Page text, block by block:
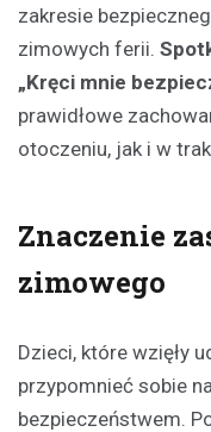
zakresie
zimowych ferii.
„Kręci mnie
prawidłowe
otoczeniu, jak i w
Znaczenie
zimowego
Dzieci, które wzięły
przypomnieć sobie
bezpieczeństwem.